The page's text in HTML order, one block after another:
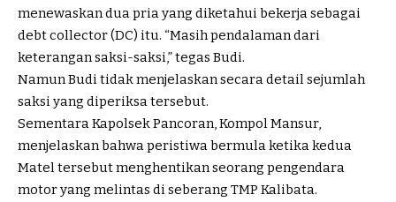
menewaskan dua pria yang diketahui bekerja sebagai
debt collector (DC) itu. “Masih pendalaman dari
keterangan saksi-saksi,” tegas Budi.
Namun Budi tidak menjelaskan secara detail sejumlah
saksi yang diperiksa tersebut.
Sementara Kapolsek Pancoran, Kompol Mansur,
menjelaskan bahwa peristiwa bermula ketika kedua
Matel tersebut menghentikan seorang pengendara
motor yang melintas di seberang TMP Kalibata.